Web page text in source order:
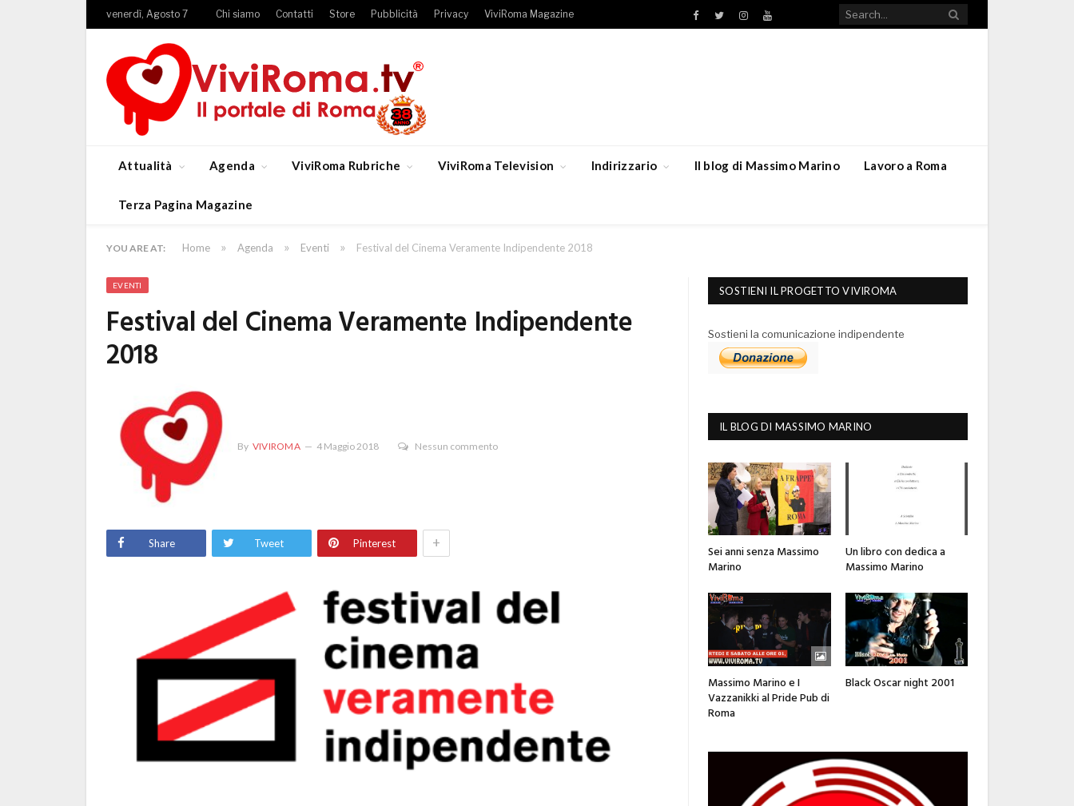
venerdì, Agosto 7 Chi siamo Contatti Store Pubblicità Privacy ViviRoma Magazine Facebook
TwitterInstagramYouTube
Attualità Agenda ViviRoma Rubriche ViviRoma Television Indirizzario Il blog di Massimo Marino Lavoro a Roma
Terza Pagina Magazine
YOU ARE AT: Home » Agenda » Eventi » Festival del Cinema Veramente Indipendente 2018
EVENTI
Festival del Cinema Veramente Indipendente
2018
By VIVIROMA 4 Maggio 2018 Nessun commento
Share Tweet Pinterest +
SOSTIENI IL PROGETTO VIVIROMA
Sostieni la comunicazione indipendente
IL BLOG DI MASSIMO MARINO
Sei anni senza Massimo
Marino
Un libro con dedica a
Massimo Marino
Massimo Marino e I
Vazzanikki al Pride Pub di
Roma
Black Oscar night 2001